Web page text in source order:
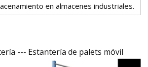
en almacenes industriales.
--- Estantería de palets móvil